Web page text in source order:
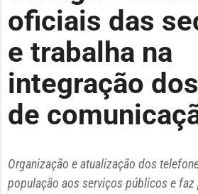
oficiais das
e trabalha na
integração
de
Organização e atualização dos
população aos serviços públicos e faz